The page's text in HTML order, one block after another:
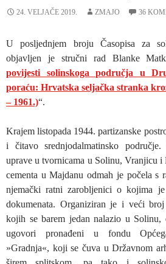
24. VELJAČE 2019. ZMAJO 36
U posljednjem broju Časopisa za
objavljen je stručni rad Blanke
povijesti solinskoga područja u
poraću: Hrvatska seljačka stranka
– 1961.)“.
Krajem listopada 1944. partizanske
i čitavo srednjodalmatinsko
uprave u tvornicama u Solinu, Vranjicu i
cementa u Majdanu odmah je počela s
njemački ratni zarobljenici o kojima
dokumenata. Organiziran je i veći
kojih se barem jedan nalazio u Solinu,
ugovori pronađeni u fondu
»Gradnja«, koji se čuva u Državnom